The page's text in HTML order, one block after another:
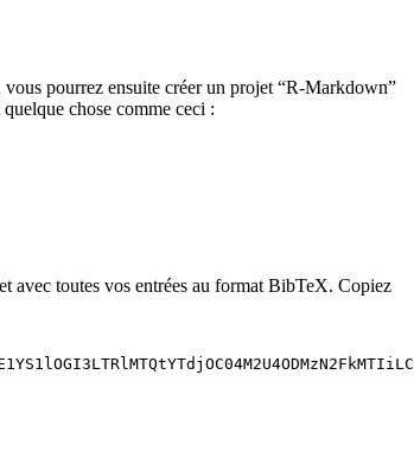
pourrez ensuite créer un projet “R-Markdown”
chose comme ceci :
avec toutes vos entrées au format BibTeX. Copiez